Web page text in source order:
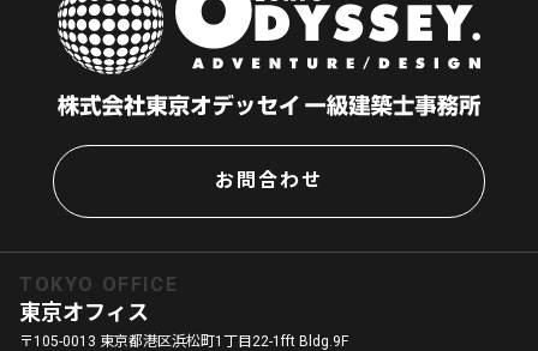
お問合わせ
TOKYO OFFICE
東京オフィス
〒105-0013 東京都港区浜松町1丁目22-1fft Bldg.9F